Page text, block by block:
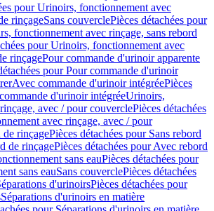
pour Urinoirs, fonctionnement avec
rinçageSans couverclePièces détachées pour
fonctionnement avec rinçage, sans rebord
pour Urinoirs, fonctionnement avec
rinçagePour commande d'urinoir apparente
pour Pour commande d'urinoir
Avec commande d'urinoir intégréePièces
d'urinoir intégréeUrinoirs,
avec / pour couverclePièces détachées
avec rinçage, avec / pour
de rinçagePièces détachées pour Sans rebord
de rinçagePièces détachées pour Avec rebord
sans eauPièces détachées pour
sans eauSans couverclePièces détachées
d'urinoirsPièces détachées pour
Séparations d'urinoirs en matière